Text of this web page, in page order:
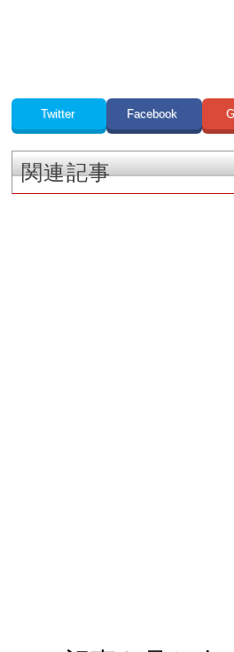
Twitter Facebook
関連記事